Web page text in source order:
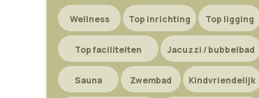
Wellness Top inrichting Top ligging
Top faciliteiten Jacuzzi / bubbelbad
Sauna Zwembad Kindvriendelijk